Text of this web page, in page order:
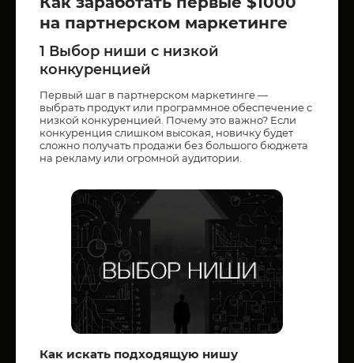
на партнерском маркетинге
1 Выбор ниши с низкой
конкуренцией
Первый шаг в партнерском маркетинге —
выбрать продукт или программное обеспечение с
низкой конкуренцией. Почему это важно? Если
конкуренция слишком высокая, новичку будет
сложно получать продажи без большого бюджета
на рекламу или огромной аудитории.
Как искать подходящую нишу